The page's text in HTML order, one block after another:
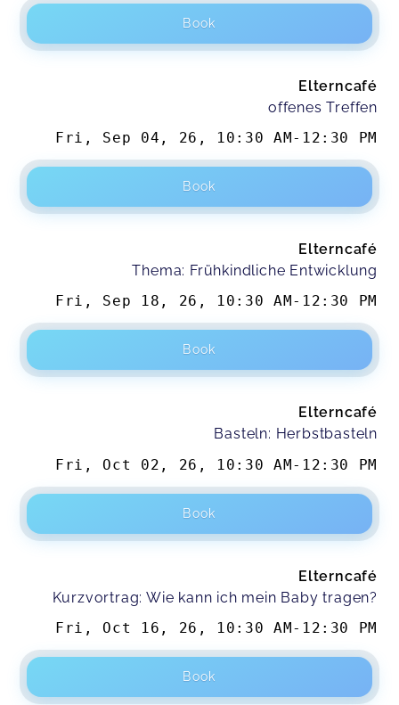
Book
Elterncafé
offenes Treffen
Fri, Sep 04, 26 , 10:30 AM- 12:30 PM
Book
Elterncafé
Thema: Frühkindliche Entwicklung
Fri, Sep 18, 26 , 10:30 AM - 12:30 PM
Book
Elterncafé
Basteln: Herbstbasteln
Fri, Oct 02, 26 , 10:30 AM- 12:30 PM
Book
Elterncafé
Kurzvortrag: Wie kann ich mein Baby tragen?
Fri, Oct 16, 26 , 10:30 AM - 12:30 PM
Book